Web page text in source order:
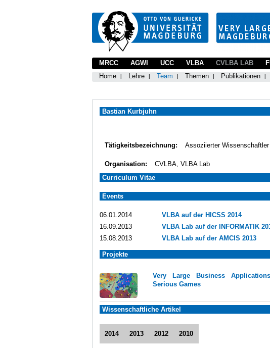
MRCC AGWI UCC VLBA
CVLBA LAB
Home
Lehre Team Themen Publikationen
Bastian Kurbjuhn
Tätigkeitsbezeichnung: Assoziierter Wissenschaftler
Organisation:
CVLBA, VLBA Lab
Curriculum Vitae
Events
06.01.2014
VLBA auf der HICSS 2014
16.09.2013
VLBA Lab auf der INFORMATIK
15.08.2013
VLBA Lab auf der AMCIS 2013
Projekte
Very Large Business Applications
Serious Games
Wissenschaftliche Artikel
2014 2013 2012 2010